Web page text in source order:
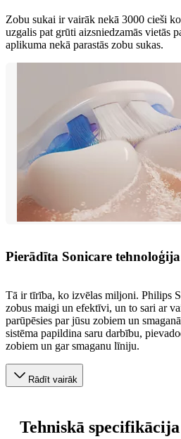
Zobu sukai ir vairāk nekā 3000 cieši
uzgalis pat grūti aizsniedzamās vietās
aplikuma nekā parastās zobu sukas.
Pierādīta Sonicare tehnoloģija
Tā ir tīrība, ko izvēlas miljoni. Philips
zobus maigi un efektīvi, un to sari ar
parūpēsies par jūsu zobiem un
sistēma papildina saru darbību,
zobiem un gar smaganu līniju.
Rādīt vairāk
Tehniskā specifikācija